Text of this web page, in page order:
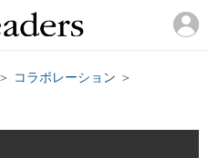
＞ コラボレーション ＞